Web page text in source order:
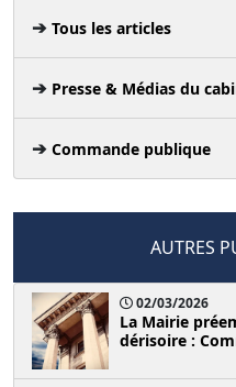
Tous les articles
Presse & Médias du
Commande publique
AUTRES
02/03/2026
La Mairie
dérisoire :